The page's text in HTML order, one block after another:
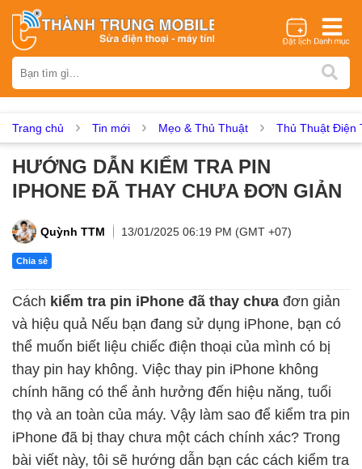
iPhone Samsung Oppo Xiaomi Realme Vivo
Asus Sony Vertu LG Tecno
Dịch vụ sửa chữa
Thay loa Thay kính lưng Thay vỏ Thay chân sạc
Màn hình Xiaomi Màn hình Realme Màn hình Vivo
Màn hình Vsmart Màn hình Google Pixel
Thay pin
Pin iPhone Pin Samsumg Pin Oppo Pin Xiaomi
Pin Realme
Trang chủ Tin mới Mẹo & Thủ Thuật Thủ Thuật Điện
HƯỚNG DẪN KIỂM TRA PIN
IPHONE ĐÃ THAY CHƯA ĐƠN GIẢN
Quỳnh TTM 13/01/2025 06:19 PM (GMT +07)
Chia sẻ
Cách kiểm tra pin iPhone đã thay chưa đơn giản
và hiệu quả Nếu bạn đang sử dụng iPhone, bạn có
thể muốn biết liệu chiếc điện thoại của mình có bị
thay pin hay không. Việc thay pin iPhone không
chính hãng có thể ảnh hưởng đến hiệu năng, tuổi
thọ và an toàn của máy. Vậy làm sao để kiểm tra pin
iPhone đã bị thay chưa một cách chính xác? Trong
bài viết này, tôi sẽ hướng dẫn bạn các cách kiểm tra